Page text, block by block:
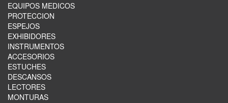
EQUIPOS MEDICOS
PROTECCION
ESPEJOS
EXHIBIDORES
INSTRUMENTOS
ACCESORIOS
ESTUCHES
DESCANSOS
LECTORES
MONTURAS